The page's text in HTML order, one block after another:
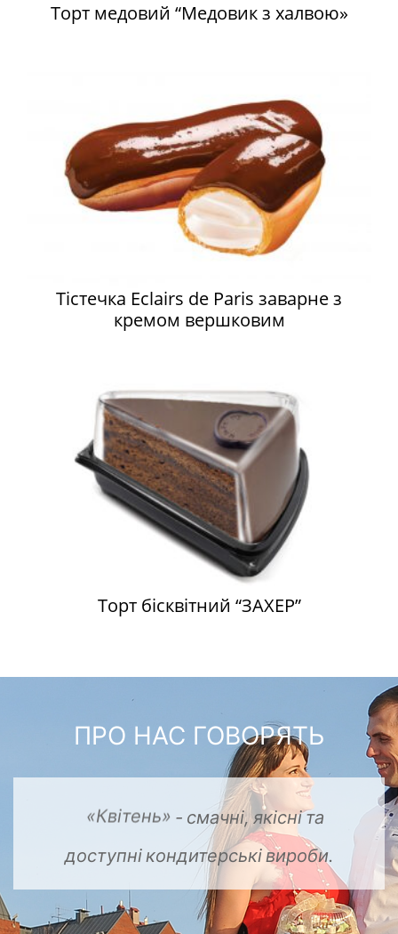
Торт медовий “Медовик з халвою»
Тістечка Eclairs de Paris заварне з
кремом вершковим
Торт бісквітний “ЗАХЕР”
ПРО НАС ГОВОРЯТЬ